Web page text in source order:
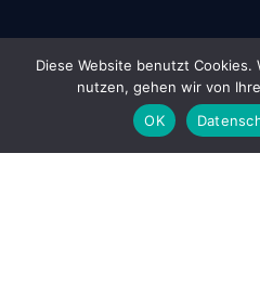
Diese Website benutzt Cookies.
nutzen, gehen wir von
OK